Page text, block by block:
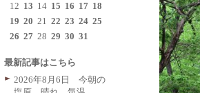
12 13 14 15 16 17 18
19 20 21 22 23 24 25
26 27 28 29 30 31
最新記事はこちら
2026年8月6日 今朝の